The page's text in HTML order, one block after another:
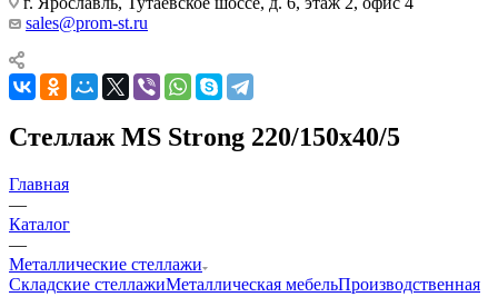
sales@prom-st.ru
Стеллаж MS Strong 220/150х40/5
Главная
—
Каталог
—
Металлические стеллажи
Складские стеллажиМеталлическая мебельПроизводственная